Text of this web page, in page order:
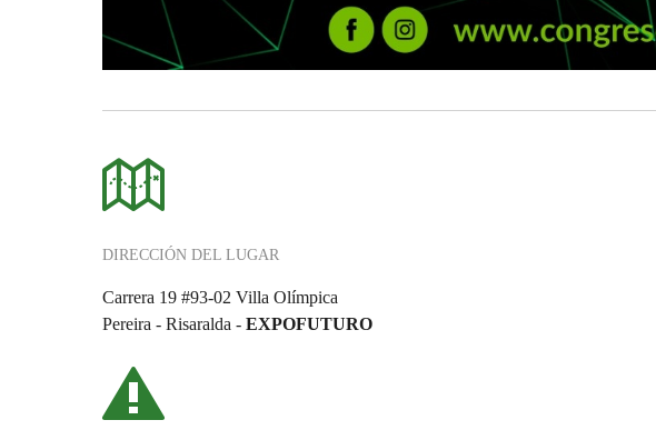
DIRECCIÓN DEL LUGAR
Carrera 19 #93-02 Villa Olímpica
Pereira - Risaralda - EXPOFUTURO